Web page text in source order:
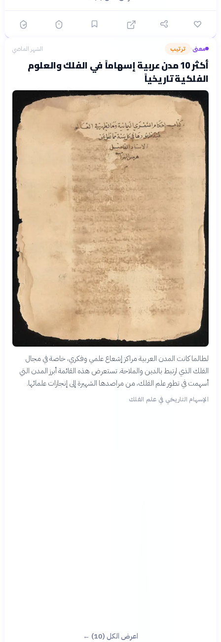
معنى› ترتيب الشهر الماضي
أكثر 10 مدن عربية إسهاماً في الفلك والعلوم
الفلكية تاريخياً
لطالما كانت المدن العربية مراكز إشعاع علمي وفكري، خاصة في مجال
الفلك الذي ارتبط بالدين والملاحة. تستعرض هذه القائمة أبرز المدن التي
أسهمت في تطور علم الفلك، من مراصدها الشهيرة إلى إنجازات علمائها.
الإسهام التاريخي في علم الفلك
اعرض الكل (10) ←